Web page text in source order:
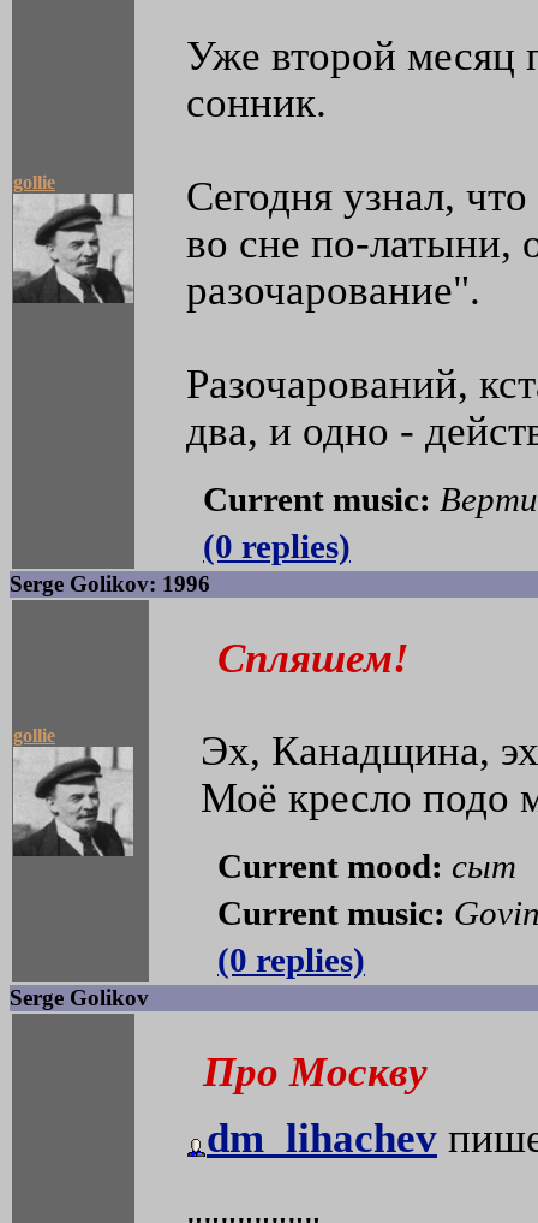
gollie
Уже второй месяц
сонник.
Сегодня узнал,
во сне по-латыни,
разочарование".
Разочарований,
два, и одно -
Current music:
(0 replies)
Serge Golikov: 1996
gollie
Спляшем!
Эх, Канадщина,
Моё кресло подо
Current mood: сыт
Current music:
(0 replies)
Serge Golikov
Про Москву
dm_lihachev